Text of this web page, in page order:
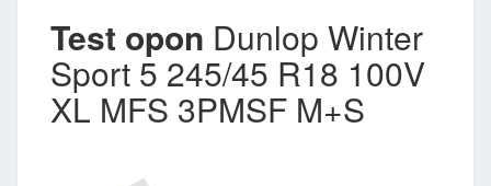
Test opon Dunlop Winter
Sport 5 245/45 R18 100V
XL MFS 3PMSF M+S